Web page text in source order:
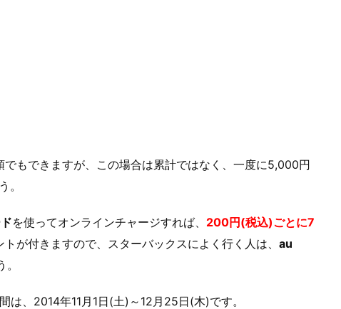
もできますが、この場合は累計ではなく、一度に5,000円
。
を使ってオンラインチャージすれば、 200円(税込)ごとに7
が付きますので、スターバックスによく行く人は、 au
、2014年11月1日(土)～12月25日(木)です。